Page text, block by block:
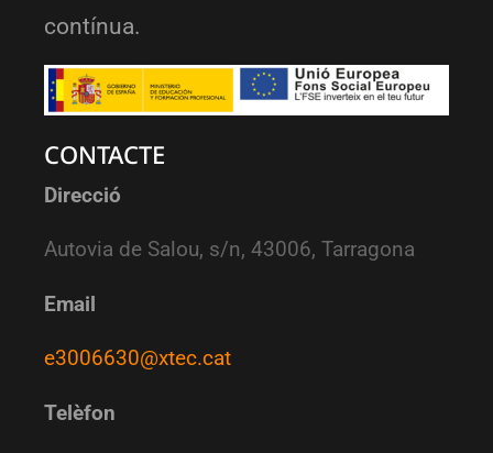
contínua.
CONTACTE
Direcció
Autovia de Salou, s/n, 43006, Tarragona
Email
e3006630@xtec.cat
Telèfon